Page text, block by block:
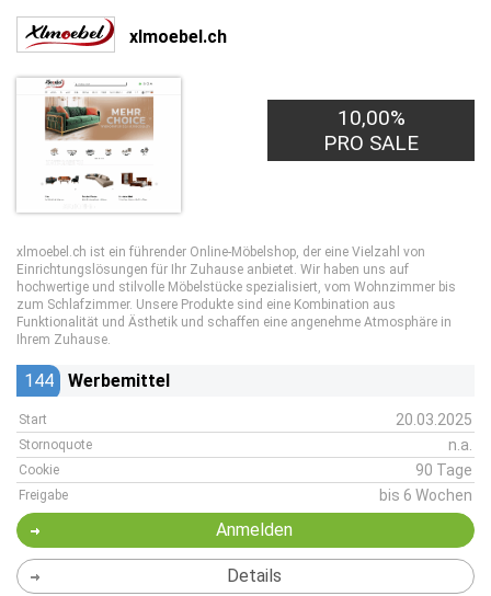
xlmoebel.ch
10,00%
PRO SALE
xlmoebel.ch ist ein führender Online-Möbelshop, der eine Vielzahl von
Einrichtungslösungen für Ihr Zuhause anbietet. Wir haben uns auf
hochwertige und stilvolle Möbelstücke spezialisiert, vom Wohnzimmer bis
zum Schlafzimmer. Unsere Produkte sind eine Kombination aus
Funktionalität und Ästhetik und schaffen eine angenehme Atmosphäre in
Ihrem Zuhause.
144 Werbemittel
Start 20.03.2025
Stornoquote n.a.
Cookie 90 Tage
Freigabe bis 6 Wochen
Anmelden
Details